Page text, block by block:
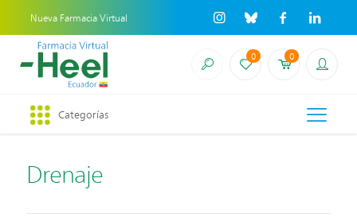
Nueva Farmacia Virtual
0 0
Categorías
Drenaje